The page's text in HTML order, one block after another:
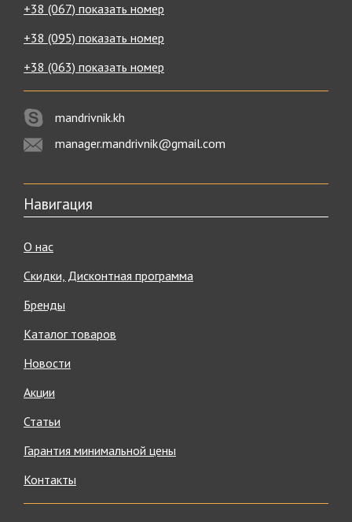
+38 (067) показать номер
+38 (095) показать номер
+38 (063) показать номер
mandrivnik.kh
manager.mandrivnik@gmail.com
Навигация
О нас
Скидки, Дисконтная программа
Бренды
Каталог товаров
Новости
Акции
Статьи
Гарантия минимальной цены
Контакты